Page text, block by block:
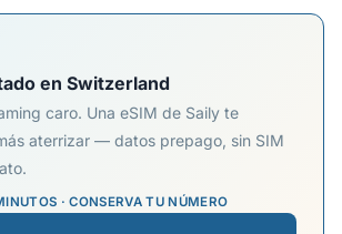
en Switzerland
caro. Una eSIM de Saily te
aterrizar — datos prepago, sin SIM
· CONSERVA TU NÚMERO